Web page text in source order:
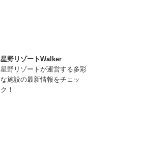
星野リゾートWalker
星野リゾートが運営する多彩
な施設の最新情報をチェッ
ク！